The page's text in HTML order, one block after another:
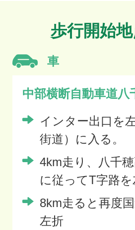
歩行開始
車
中部横断自動車道
インター出口を
街道）に入る。
4km走り、八千
に従ってT字路
8km走ると再度
左折